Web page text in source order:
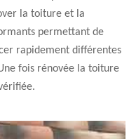
la toiture et la
permettant de
rapidement différentes
fois rénovée la toiture